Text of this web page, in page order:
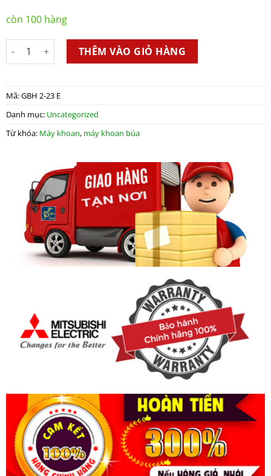
còn 100 hàng
Máy Khoan Búa GBH 2-23 E số lượng
THÊM VÀO GIỎ HÀNG
Mã:GBH 2-23 E
Danh mục: Uncategorized
Từ khóa: Máy khoan, máy khoan búa